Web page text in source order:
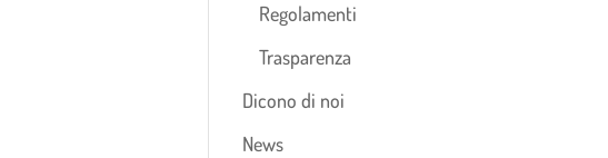
Regolamenti
Trasparenza
Dicono di noi
News